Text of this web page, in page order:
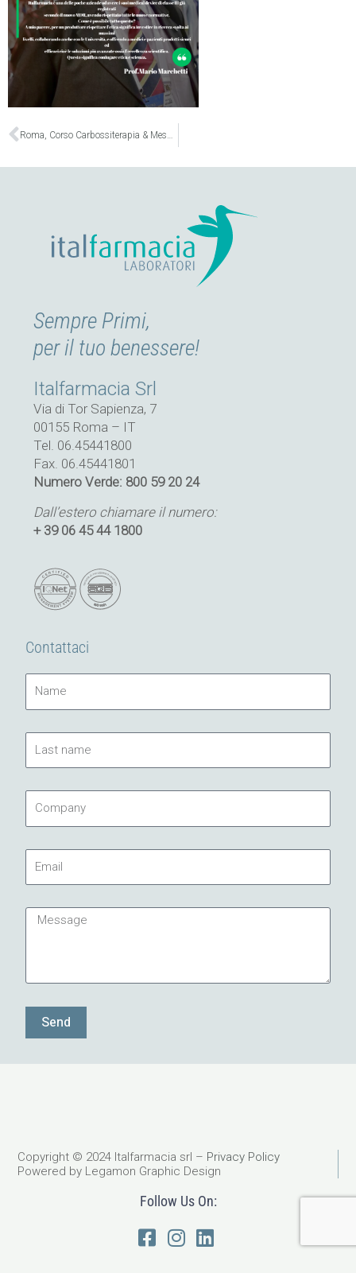
Precedente
Sempre Primi,
per il tuo benessere!
Italfarmacia Srl
Via di Tor Sapienza, 7
00155 Roma – IT
Tel. 06.45441800
Fax. 06.45441801
Numero Verde: 800 59 20 24
Dall’estero chiamare il numero:
+ 39 06 45 44 1800
Contattaci
name
Message
Send
Copyright © 2024 Italfarmacia srl – Privacy Policy
Powered by Legamon Graphic Design
Follow Us On: